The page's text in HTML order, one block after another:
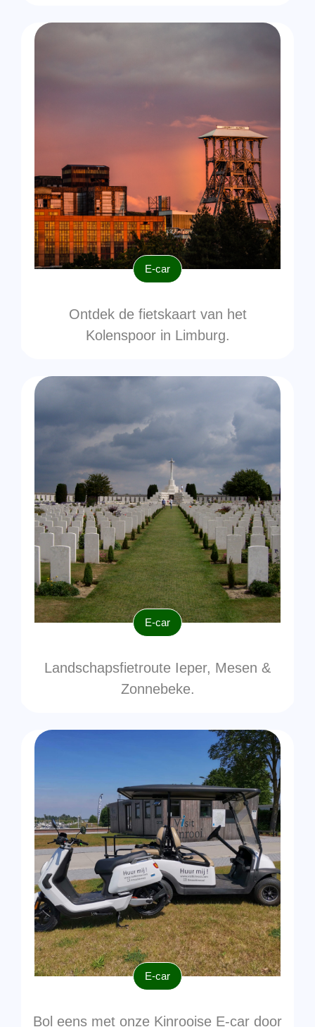
E-car
Ontdek de fietskaart van het
Kolenspoor in Limburg.
E-car
Landschapsfietroute Ieper, Mesen &
Zonnebeke.
E-car
Bol eens met onze Kinrooise E-car door